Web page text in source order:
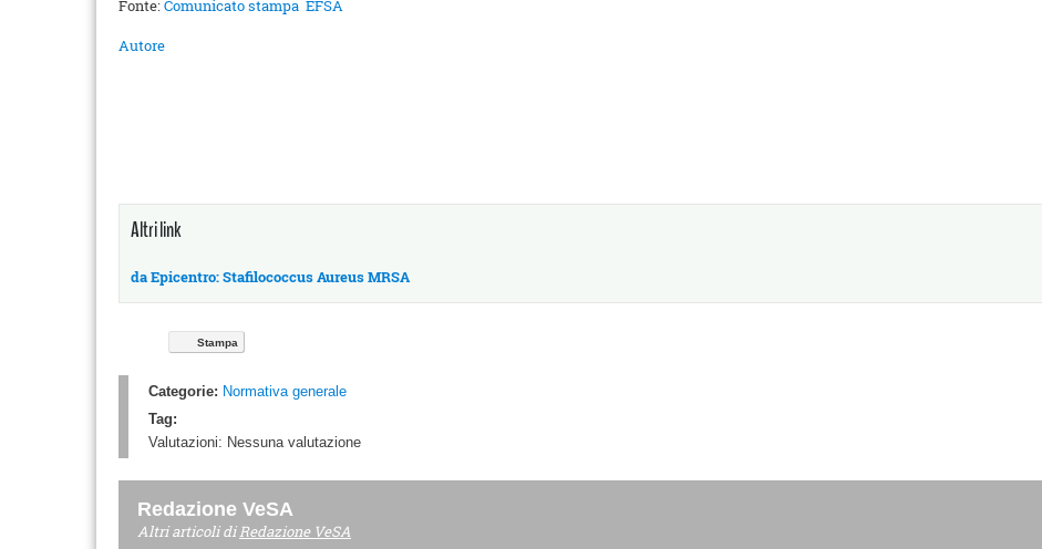
Fonte:Comunicato stampa EFSA
Autore
Altri link
da Epicentro: Stafilococcus Aureus MRSA
Stampa
Categorie: Normativa generale
Tag:
Valutazioni: Nessuna valutazione
Redazione VeSA
Altri articoli diRedazione VeSA